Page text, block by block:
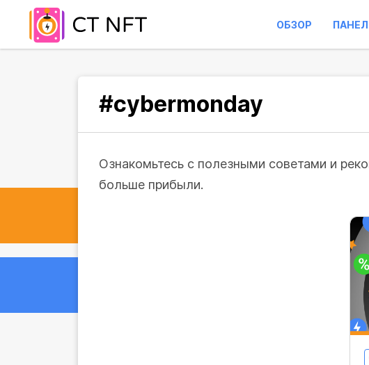
ОБЗОР
#cybermonday
Ознакомьтесь с полезными советами и
больше прибыли.